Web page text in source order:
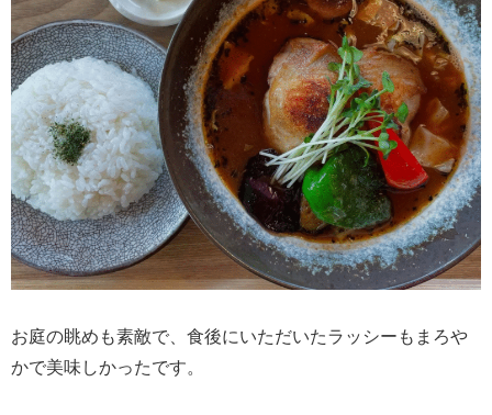
お庭の眺めも素敵で、食後にいただいたラッシーもまろや
かで美味しかったです。